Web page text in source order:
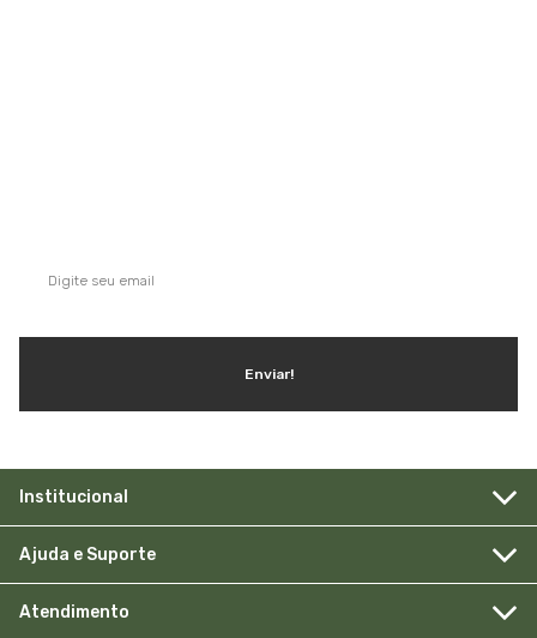
Enviar!
Institucional
Ajuda e Suporte
Atendimento